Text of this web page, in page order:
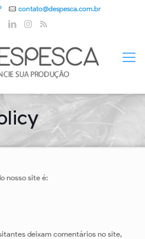
contato@despesca.com.br
nosso site é:
deixam comentários no site,